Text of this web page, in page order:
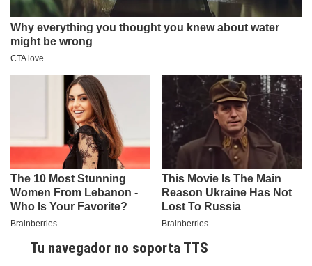
Tu navegador no soporta TTS